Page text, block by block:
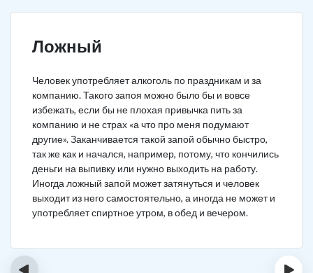
Ложный
Человек употребляет алкоголь по праздникам и за
компанию. Такого запоя можно было бы и вовсе
избежать, если бы не плохая привычка пить за
компанию и не страх «а что про меня подумают
другие». Заканчивается такой запой обычно быстро,
так же как и начался, например, потому, что кончились
деньги на выпивку или нужно выходить на работу.
Иногда ложный запой может затянуться и человек
выходит из него самостоятельно, а иногда не может и
употребляет спиртное утром, в обед и вечером.
‹ ›